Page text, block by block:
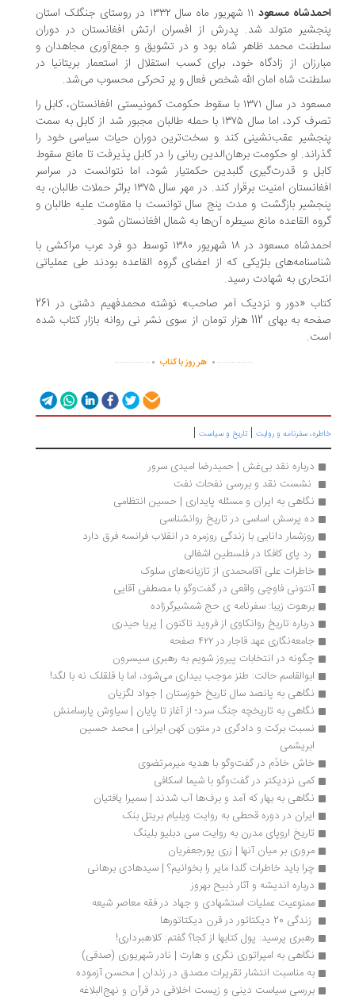
مسعود
۱۱ شهریور ماه سال ۱۳۳۲ در روستای جنگلک استان
متولد شد. پدرش از افسران ارتش افغانستان در دوران
محمد ظاهر شاه بود و در تشویق و جمع‌آوری مجاهدان و
از زادگاه خود، برای کسب استقلال از استعمار بریتانیا در
شاه امان الله شخص فعال و پر تحرکی محسوب می‌شد.
مسعود در سال ۱۳۷۱ با سقوط حکومت کمونیستی افغانستان‌، کابل را
تصرف کرد، اما سال ۱۳۷۵ با حمله طالبان مجبور شد از کابل به سمت
عقب‌نشینی کند و سخت‌ترین دوران حیات سیاسی خود را
او حکومت برهان‌الدین ربانی را در کابل پذیرفت تا مانع سقوط
و قدرت‌گیری گلبدین حکمتیار شود، اما نتوانست در سراسر
افغانستان امنیت برقرار کند. در مهر سال ۱۳۷۵ براثر حملات طالبان‌، به
بازگشت و مدت پنج سال توانست با مقاومت علیه طالبان و
القاعده مانع سیطره آن‌ها به شمال افغانستان شود.
احمدشاه مسعود در ۱۸ شهریور ۱۳۸۰ توسط دو فرد عرب مراکشی با
بلژیکی که از اعضای گروه القاعده بودند طی عملیاتی
به شهادت رسید.
کتاب «دور و نزدیک آمر صاحب» نوشته محمدفهیم دشتی در 261
صفحه به بهای 112 هزار تومان از سوی نشر نی روانه بازار کتاب شده
...............
. هر روز با کتاب .
...............
سفرنامه‌ و روایت|تاریخ و سیاست |
درباره نقد بی‌غش | حمیدرضا امیدی سرور
نشست نقد و بررسی نفحات نفت
نگاهی به ایران و مسئله پایداری | حسین انتظامی
ده پرسش اساسی در تاریخ روانشناسی
روزشمار دانایی با زندگی روزمره در انقلاب فرانسه فرق دارد
رد پای کافکا در فلسطین اشغالی
خاطرات علی آقامحمدی از تازیانه‌های سلوک
آنتونی فاوچی واقعی در گفت‌وگو با مصطفی آقایی
برهوت زیبا: سفرنامه ی حج شمشیرگرزاده
درباره تاریخ روانکاوی از فروید تاکنون | پریا حیدری
جامعه‌نگاری عهد قاجار در ۴۲۲ صفحه
چگونه در انتخابات پیروز شویم به رهبری سیسرون
ابوالقاسم حالت: طنز موجب بیداری می‌شود، اما با قلقلک نه با لگد!
نگاهی به پانصد سال تاریخ خوزستان | جواد لگزیان
نگاهی به تاریخچه جنگ سرد؛ از آغاز تا پایان | سیاوش پارسامنش
ابریشمی
خاش خادُم در گفت‌وگو با هدیه میرمرتضوی
کمی نزدیکتر در گفت‌وگو با شیما اسکافی
نگاهی به بهار که آمد و برف‌ها آب شدند | سمیرا یافتیان
ایران در دوره قحطی به روایت ویلیام بریتل بنک
تاریخ اروپای مدرن به روایت سی دبلیو بلینگ
مروری بر میان آنها | زری پورجعفریان
چرا باید خاطرات گلدا مایر را بخوانیم؟ | سیدهادی برهانی
درباره اندیشه و آثار ذبیح بهروز
ممنوعیت عملیات استشهادی و جهاد در فقه معاصر شیعه
زندگی 20 دیکتاتور در قرن دیکتاتورها
رهبری پرسید: پول کتابها از کجا؟ گفتم: کلاهبرداری!
نگاهی به امپراتوری نگری و هارت | نادر شهریوری (صدقی)
به مناسبت انتشار تقریرات مصدق در زندان | محسن آزموده
بررسی سیاست دینی و زیست اخلاقی در قرآن و نهج‌البلاغه